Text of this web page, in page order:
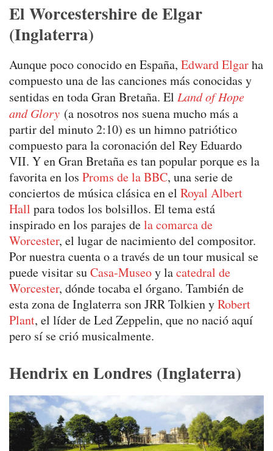
El Worcestershire de Elgar
(Inglaterra)
Aunque poco conocido en España, Edward Elgarha
compuesto una de las canciones más conocidas y
sentidas en toda Gran Bretaña. El Land of Hope
and Glory (a nosotros nos suena mucho más a
partir del minuto 2:10) es un himno patriótico
compuesto para la coronación del Rey Eduardo
VII. Y en Gran Bretaña es tan popular porque es la
favorita en los Proms de la BBC, una serie de
conciertos de música clásica en el Royal Albert
Hall para todos los bolsillos. El tema está
inspirado en los parajes dela comarca de
Worcester, el lugar de nacimiento del compositor.
Por nuestra cuenta o a través de un tour musical se
puede visitar suCasa-Museoy lacatedral de
Worcester, dónde tocaba el órgano. También de
esta zona de Inglaterra son JRR Tolkien yRobert
Plant, el líder de Led Zeppelin, que no nació aquí
pero sí se crió musicalmente.
Hendrix en Londres (Inglaterra)